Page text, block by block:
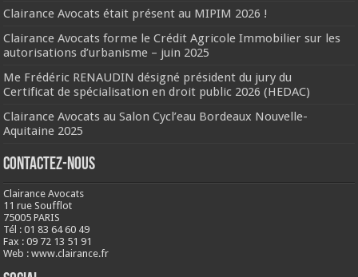
Clairance Avocats était présent au MIPIM 2026 !
Clairance Avocats forme le Crédit Agricole Immobilier sur les
autorisations d’urbanisme – juin 2025
Me Frédéric RENAUDIN désigné président du jury du
Certificat de spécialisation en droit public 2026 (HEDAC)
Clairance Avocats au Salon Cycl’eau Bordeaux Nouvelle-
Aquitaine 2025
Contactez-nous
Clairance Avocats
11 rue Soufflot
75005 PARIS
Tél : 01 83 64 60 49
Fax : 09 72 13 51 91
Web : www.clairance.fr